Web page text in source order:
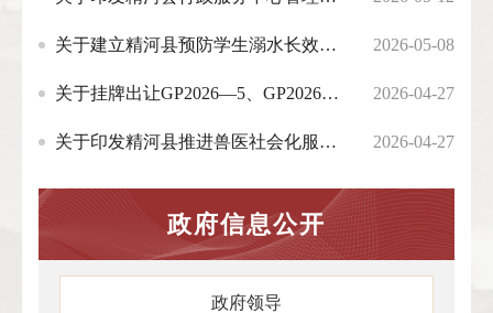
2026-05-08
关于建立精河县预防学生溺水长效工作机制的通知
2026-04-27
关于挂牌出让GP2026—5、GP2026—6两宗国有土地使用权的批复
2026-04-27
关于印发精河县推进兽医社会化服务工作实施方案的通知
政府信息公开
政府领导